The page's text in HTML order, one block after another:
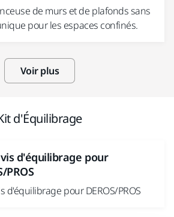
de murs et de plafonds sans
pour les espaces confinés.
Voir plus
d'Équilibrage
d'équilibrage pour
PROS
d'équilibrage pour DEROS/PROS